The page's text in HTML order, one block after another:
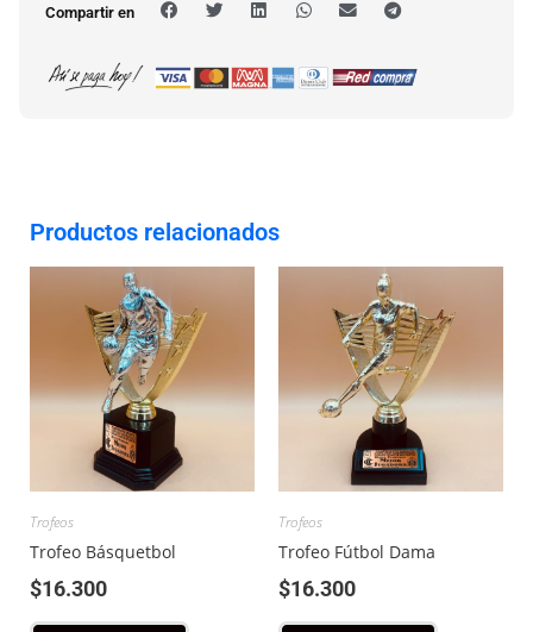
Compartir en
Productos relacionados
Trofeos
Trofeo Básquetbol
$16.300
Trofeos
Trofeo Fútbol Dama
$16.300